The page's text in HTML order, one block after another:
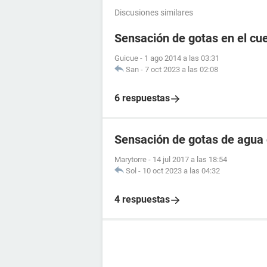
Discusiones similares
Sensación de gotas en el
Guicue - 1 ago 2014 a las 03:31
San - 7 oct 2023 a las 02:08
6 respuestas
Sensación de gotas de
Marytorre - 14 jul 2017 a las 18:54
Sol - 10 oct 2023 a las 04:32
4 respuestas